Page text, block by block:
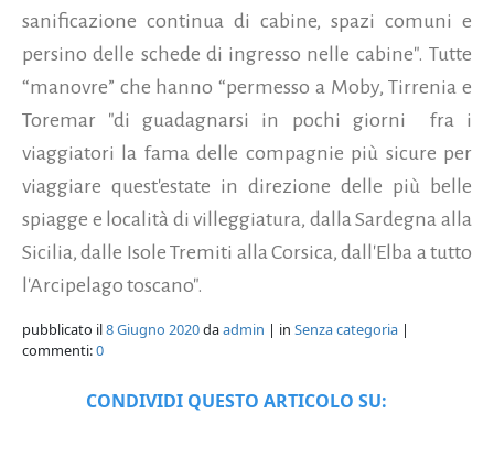
sanificazione continua di cabine, spazi comuni e
persino delle schede di ingresso nelle cabine". Tutte
“manovre” che hanno “permesso a Moby, Tirrenia e
Toremar "di guadagnarsi in pochi giorni fra i
viaggiatori la fama delle compagnie più sicure per
viaggiare quest'estate in direzione delle più belle
spiagge e località di villeggiatura, dalla Sardegna alla
Sicilia, dalle Isole Tremiti alla Corsica, dall'Elba a tutto
l'Arcipelago toscano".
pubblicato il8 Giugno 2020daadmin | in Senza categoria |
commenti:0
CONDIVIDI QUESTO ARTICOLO SU: